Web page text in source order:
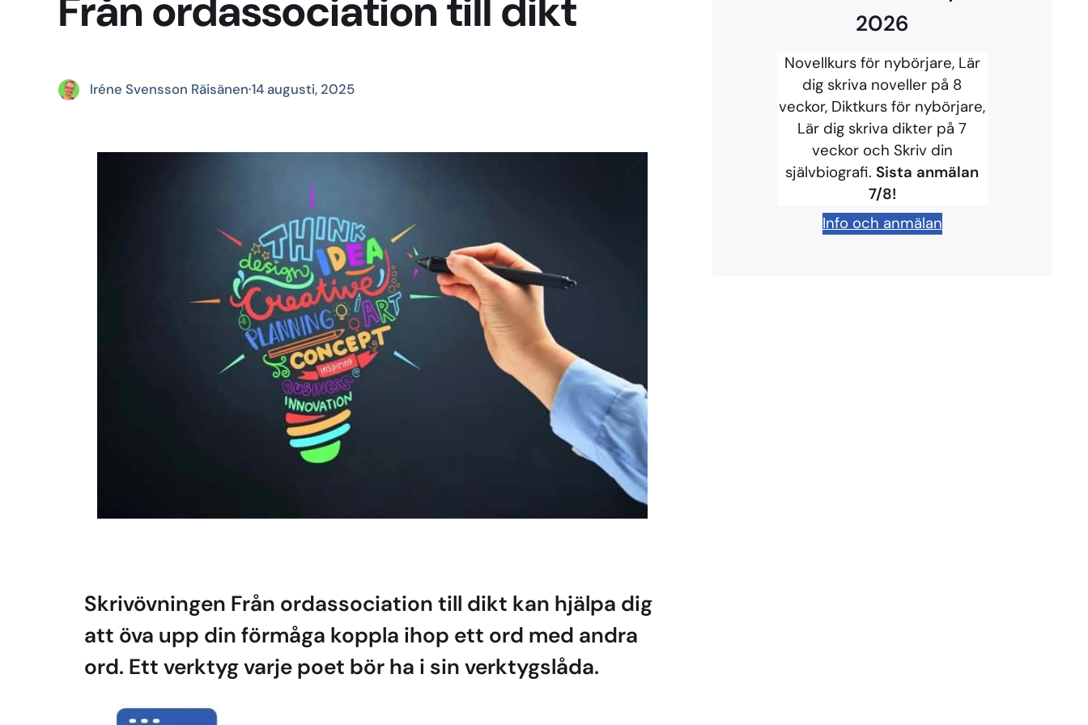
Från ordassociation till dikt
Iréne Svensson Räisänen·14 augusti, 2025
Skrivövningen Från ordassociation till dikt kan hjälpa dig
att öva upp din förmåga koppla ihop ett ord med andra
ord. Ett verktyg varje poet bör ha i sin verktygslåda.
2026
Novellkurs för nybörjare, Lär
dig skriva noveller på 8
veckor, Diktkurs för nybörjare,
Lär dig skriva dikter på 7
veckor och Skriv din
självbiografi.Sista anmälan
7/8!
Info och anmälan